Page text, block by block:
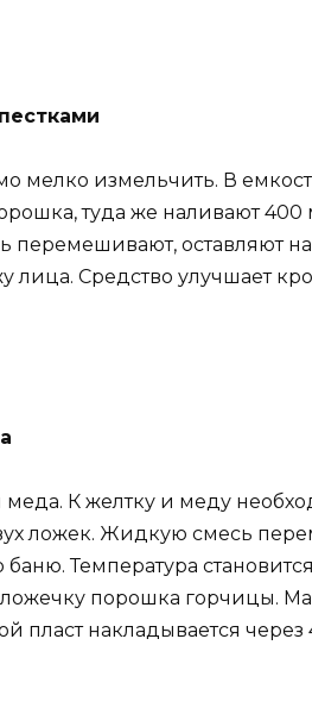
мелко измельчить. В
туда же наливают 400
перемешивают, оставляют
лица. Средство улучшает
К желтку и меду
ложек. Жидкую смесь
Температура
порошка горчицы.
пласт накладывается